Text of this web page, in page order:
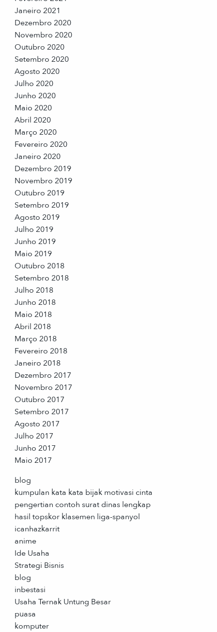
Janeiro 2021
Dezembro 2020
Novembro 2020
Outubro 2020
Setembro 2020
Agosto 2020
Julho 2020
Junho 2020
Maio 2020
Abril 2020
Março 2020
Fevereiro 2020
Janeiro 2020
Dezembro 2019
Novembro 2019
Outubro 2019
Setembro 2019
Agosto 2019
Julho 2019
Junho 2019
Maio 2019
Outubro 2018
Setembro 2018
Julho 2018
Junho 2018
Maio 2018
Abril 2018
Março 2018
Fevereiro 2018
Janeiro 2018
Dezembro 2017
Novembro 2017
Outubro 2017
Setembro 2017
Agosto 2017
Julho 2017
Junho 2017
Maio 2017
blog
kumpulan kata kata bijak motivasi cinta
pengertian contoh surat dinas lengkap
hasil topskor klasemen liga-spanyol
icanhazkarrit
anime
Ide Usaha
Strategi Bisnis
blog
inbestasi
Usaha Ternak Untung Besar
puasa
komputer